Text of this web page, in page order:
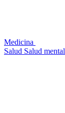
Medicina
Salud Salud mental